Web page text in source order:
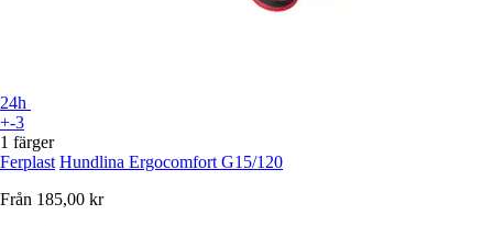
24h
+-3
1 färger
Ferplast Hundlina Ergocomfort G15/120
Från 185,00 kr